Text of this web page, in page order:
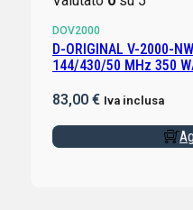
DOV2000
D-ORIGINAL V-2000-
144/430/50 MHz 350
83,00 € Iva inclusa